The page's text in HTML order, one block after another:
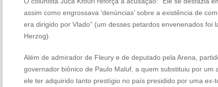
assim como engrossava ‘denúncias’ sobre a existência de
era dirigido por Vlado” (um desses petardos envenenados foi
Herzog).
Além de admirador de Fleury e de deputado pela Arena,
governador biônico de Paulo Maluf, a quem substituiu por um
ele ter adquirido tanto prestígio no país presidido por uma ex-